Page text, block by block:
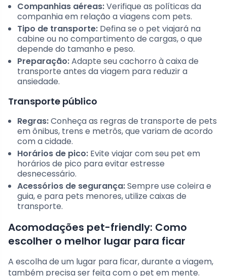
Companhias aéreas:Verifique as políticas da
companhia em relação a viagens com pets.
Tipo de transporte: Defina se o pet viajará na
cabine ou no compartimento de cargas, o que
depende do tamanho e peso.
Preparação:Adapte seu cachorro à caixa de
transporte antes da viagem para reduzir a
ansiedade.
Transporte público
Regras:Conheça as regras de transporte de pets
em ônibus, trens e metrôs, que variam de acordo
com a cidade.
Horários de pico: Evite viajar com seu pet em
horários de pico para evitar estresse
desnecessário.
Acessórios de segurança:Sempre use coleira e
guia, e para pets menores, utilize caixas de
transporte.
Acomodações pet-friendly: Como
escolher o melhor lugar para ficar
A escolha de um lugar para ficar, durante a viagem,
também precisa ser feita com o pet em mente.